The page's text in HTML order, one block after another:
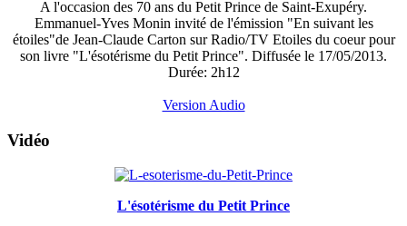
A l'occasion des 70 ans du Petit Prince de Saint-Exupéry.
Emmanuel-Yves Monin invité de l'émission "En suivant les
étoiles"de Jean-Claude Carton sur Radio/TV Etoiles du coeur pour
son livre "L'ésotérisme du Petit Prince". Diffusée le 17/05/2013.
Durée: 2h12
Version Audio
Vidéo
L'ésotérisme du Petit Prince